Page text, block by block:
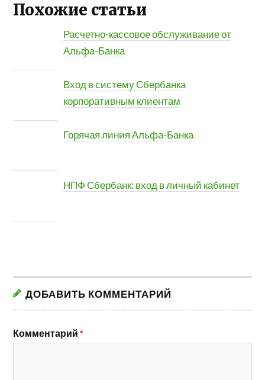
Похожие статьи
Расчетно-кассовое обслуживание от
Альфа-Банка
Вход в систему Сбербанка
корпоративным клиентам
Горячая линия Альфа-Банка
НПФ Сбербанк: вход в личный кабинет
ДОБАВИТЬ КОММЕНТАРИЙ
Комментарий *